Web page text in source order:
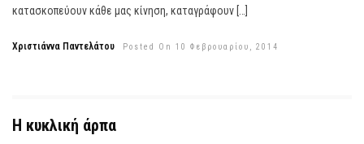
κατασκοπεύουν κάθε μας κίνηση, καταγράφουν […]
Χριστιάννα Παντελάτου Posted On 10 Φεβρουαρίου, 2014
Η κυκλική άρπα